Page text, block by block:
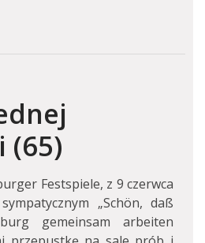
Festspiele, z 9 czerwca
„Schön, daß
gemeinsam arbeiten